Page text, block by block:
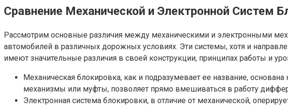
Сравнение Механической и Электронной Систем
Рассмотрим основные различия между механическими и электронными
автомобилей в различных дорожных условиях. Эти системы, хотя и
имеют значительные различия в своей конструкции, принципах работы и
Механическая блокировка, как и подразумевает ее название,
механизмы или муфты, позволяет прямо вмешиваться в работу
Электронная система блокировки, в отличие от механической,